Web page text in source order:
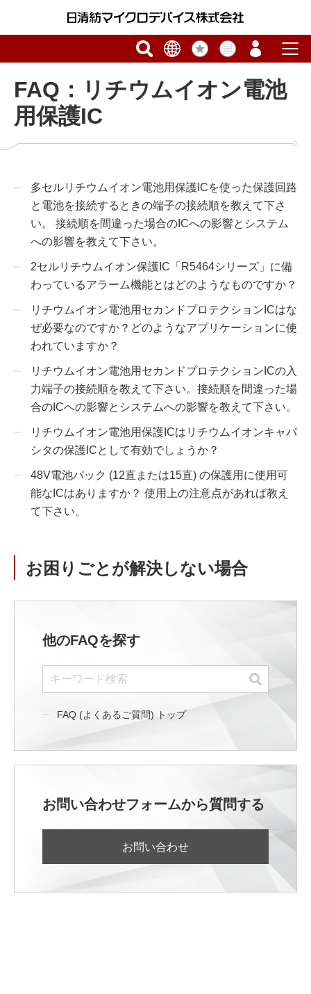
FAQ：リチウムイオン電池
用保護IC
多セルリチウムイオン電池用保護ICを使った保護回路
と電池を接続するときの端子の接続順を教えて下さ
い。 接続順を間違った場合のICへの影響とシステム
への影響を教えて下さい。
2セルリチウムイオン保護IC「R5464シリーズ」に備
わっているアラーム機能とはどのようなものですか？
リチウムイオン電池用セカンドプロテクションICはな
ぜ必要なのですか？どのようなアプリケーションに使
われていますか？
リチウムイオン電池用セカンドプロテクションICの入
力端子の接続順を教えて下さい。接続順を間違った場
合のICへの影響とシステムへの影響を教えて下さい。
リチウムイオン電池用保護ICはリチウムイオンキャパ
シタの保護ICとして有効でしょうか？
48V電池パック (12直または15直) の保護用に使用可
能なICはありますか？ 使用上の注意点があれば教え
て下さい。
お困りごとが解決しない場合
他のFAQを探す
FAQ (よくあるご質問) トップ
お問い合わせフォームから質問する
お問い合わせ